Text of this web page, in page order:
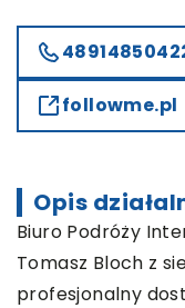
followme.pl
Opis
Biuro Podróży
Tomasz Bloch z
profesjonalny